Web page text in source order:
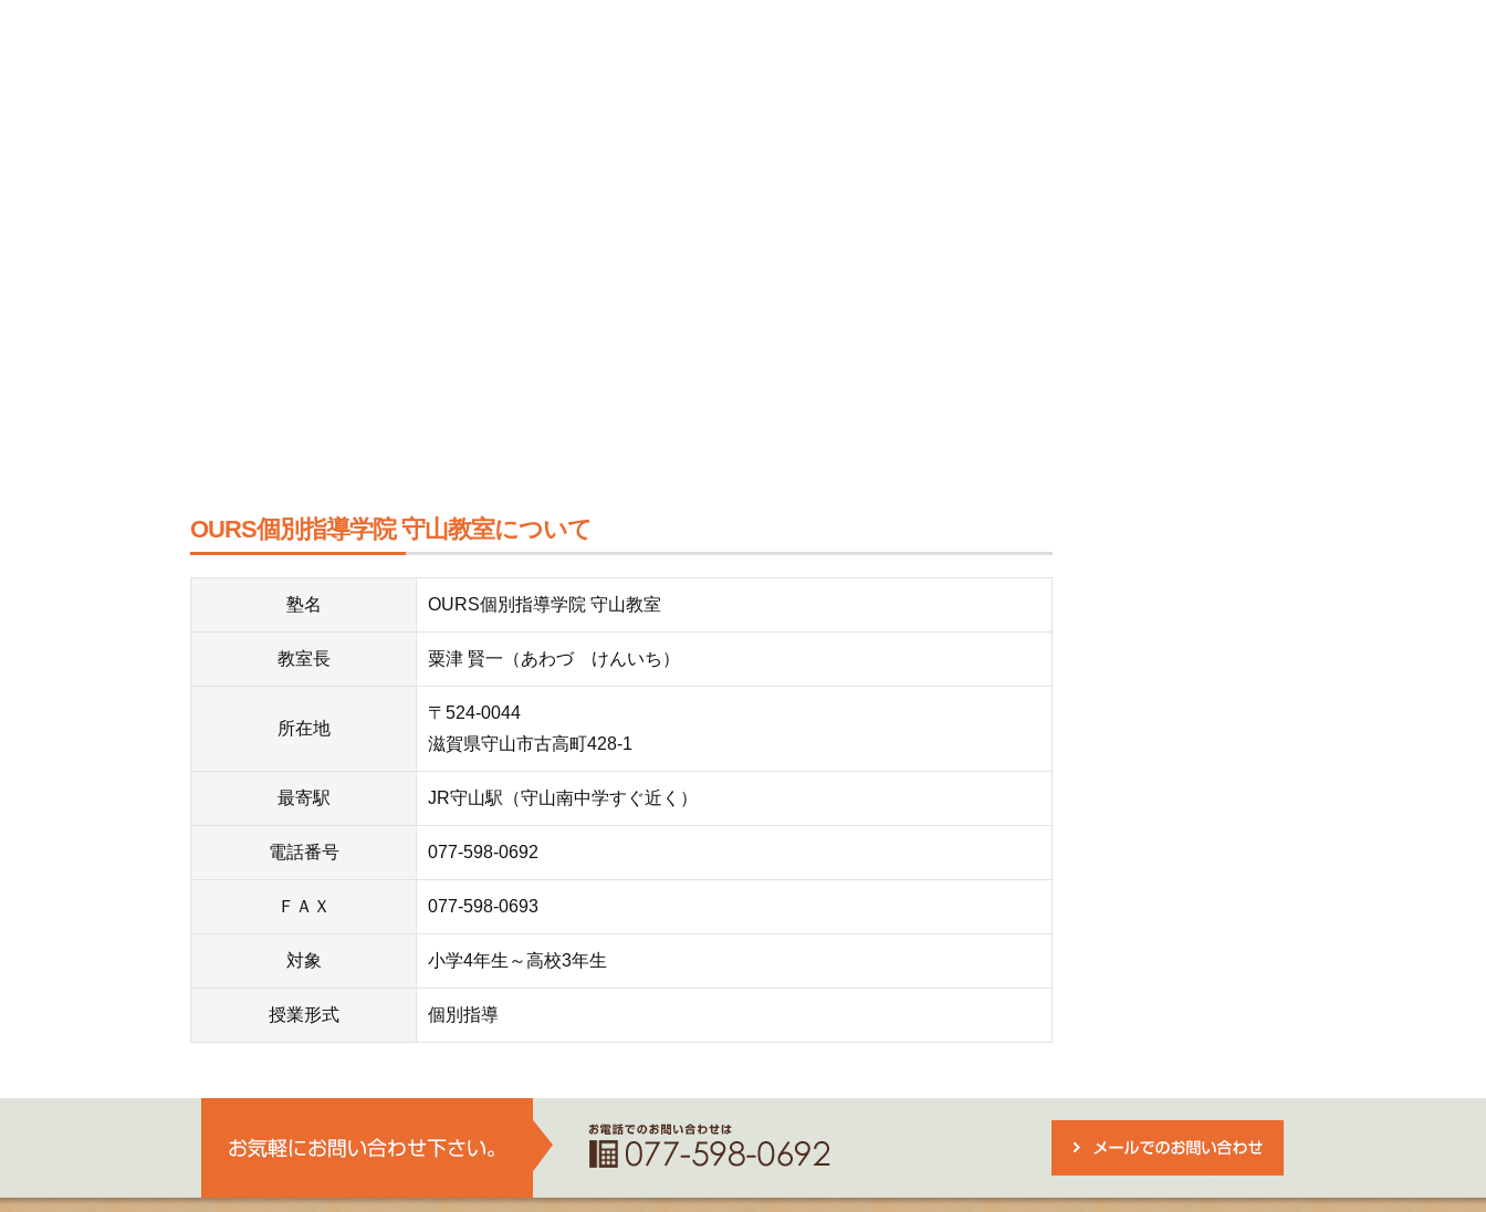
OURS個別指導学院 守山教室について
塾名 OURS個別指導学院 守山教室
教室長 粟津 賢一（あわづ けんいち）
所在地
〒524-0044
滋賀県守山市古高町428-1
最寄駅 JR守山駅（守山南中学すぐ近く）
電話番号 077-598-0692
ＦＡＸ 077-598-0693
対象 小学4年生～高校3年生
授業形式 個別指導